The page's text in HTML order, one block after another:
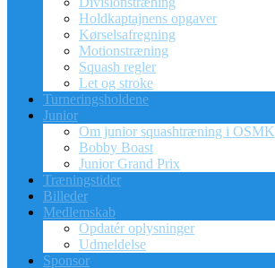
Holdkaptajnens opgaver
Kørselsafregning
Motionstræning
Squash regler
Let og stroke
Turneringsholdene
Junior
Om junior squashtræning i OSMK
Bobby Boast
Junior Grand Prix
Træningstider
Billeder
Medlemskab
Opdatér oplysninger
Udmeldelse
Sponsor